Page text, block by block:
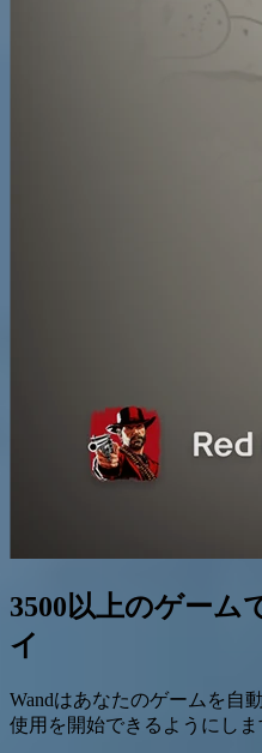
3500以上のゲーム
イ
Wandはあなたのゲームを自
使用を開始できるようにしま